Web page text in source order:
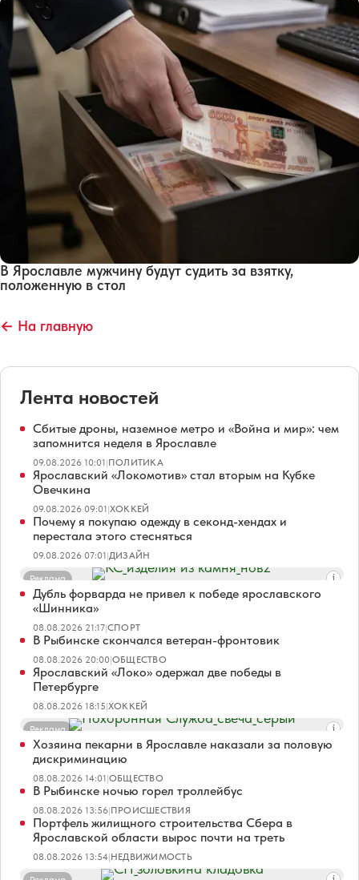
В Ярославле мужчину будут судить за взятку,
положенную в стол
← На главную
Лента новостей
Сбитые дроны, наземное метро и «Война и мир»: чем
запомнится неделя в Ярославле
09.08.2026 10:01|ПОЛИТИКА
Ярославский «Локомотив» стал вторым на Кубке
Овечкина
09.08.2026 09:01|ХОККЕЙ
Почему я покупаю одежду в секонд-хендах и
перестала этого стесняться
09.08.2026 07:01|ДИЗАЙН
Реклама
Дубль форварда не привел к победе ярославского
«Шинника»
08.08.2026 21:17|СПОРТ
В Рыбинске скончался ветеран-фронтовик
08.08.2026 20:00|ОБЩЕСТВО
Ярославский «Локо» одержал две победы в
Петербурге
08.08.2026 18:15|ХОККЕЙ
Реклама
Хозяина пекарни в Ярославле наказали за половую
дискриминацию
08.08.2026 14:01|ОБЩЕСТВО
В Рыбинске ночью горел троллейбус
08.08.2026 13:56|ПРОИСШЕСТВИЯ
Портфель жилищного строительства Сбера в
Ярославской области вырос почти на треть
08.08.2026 13:54|НЕДВИЖИМОСТЬ